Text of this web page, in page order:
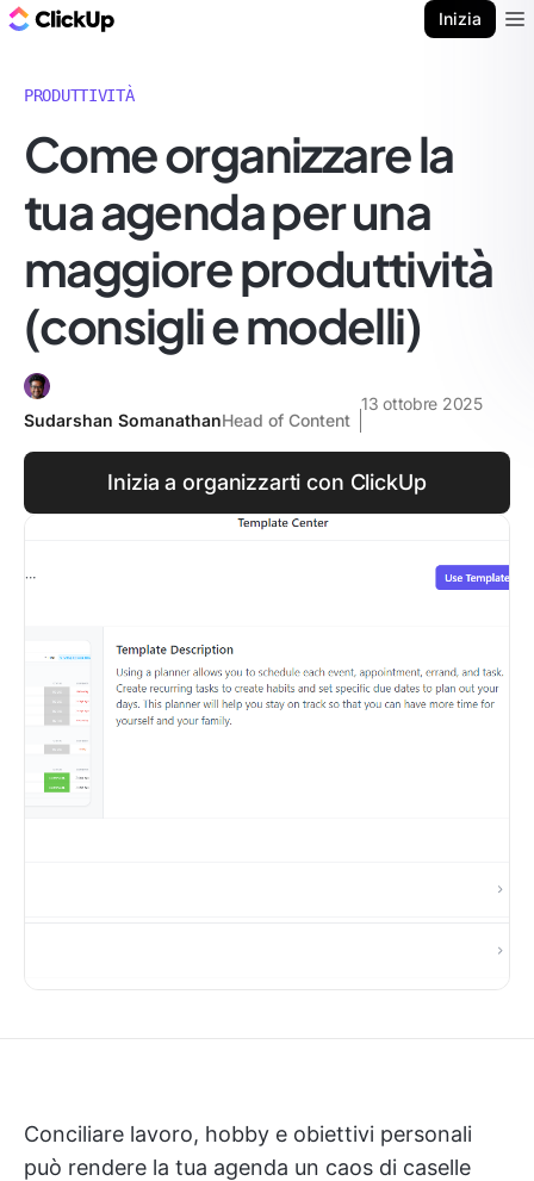
Inizia
PRODUTTIVITÀ
Come organizzare la
tua agenda per una
maggiore produttività
(consigli e modelli)
Sudarshan SomanathanHead of Content
13 ottobre 2025
Inizia a organizzarti con ClickUp
Conciliare lavoro, hobby e obiettivi personali
può rendere la tua agenda un caos di caselle